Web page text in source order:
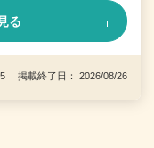
る
掲載終了日： 2026/08/26